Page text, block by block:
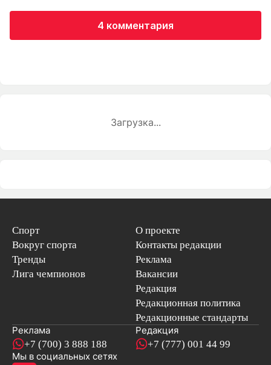
4 комментария
Загрузка...
Спорт
Вокруг спорта
Тренды
Лига чемпионов
О проекте
Контакты редакции
Реклама
Вакансии
Редакция
Редакционная политика
Редакционные стандарты
Реклама
+7 (700) 3 888 188
Редакция
+7 (777) 001 44 99
Мы в социальных сетях